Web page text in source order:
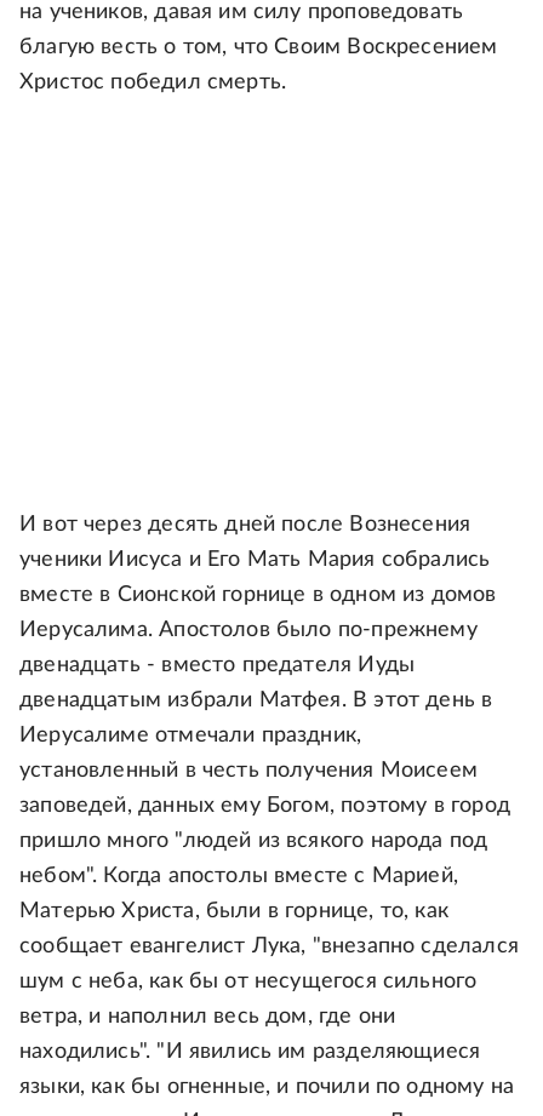
на учеников, давая им силу проповедовать
благую весть о том, что Своим Воскресением
Христос победил смерть.
И вот через десять дней после Вознесения
ученики Иисуса и Его Мать Мария собрались
вместе в Сионской горнице в одном из домов
Иерусалима. Апостолов было по-прежнему
двенадцать - вместо предателя Иуды
двенадцатым избрали Матфея. В этот день в
Иерусалиме отмечали праздник,
установленный в честь получения Моисеем
заповедей, данных ему Богом, поэтому в город
пришло много "людей из всякого народа под
небом". Когда апостолы вместе с Марией,
Матерью Христа, были в горнице, то, как
сообщает евангелист Лука, "внезапно сделался
шум с неба, как бы от несущегося сильного
ветра, и наполнил весь дом, где они
находились". "И явились им разделяющиеся
языки, как бы огненные, и почили по одному на